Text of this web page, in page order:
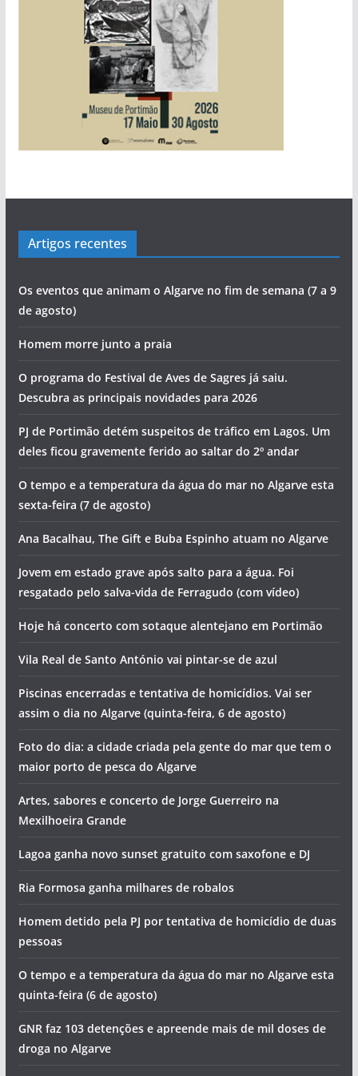
Artigos recentes
Os eventos que animam o Algarve no fim de semana (7 a 9
de agosto)
Homem morre junto a praia
O programa do Festival de Aves de Sagres já saiu.
Descubra as principais novidades para 2026
PJ de Portimão detém suspeitos de tráfico em Lagos. Um
deles ficou gravemente ferido ao saltar do 2º andar
O tempo e a temperatura da água do mar no Algarve esta
sexta-feira (7 de agosto)
Ana Bacalhau, The Gift e Buba Espinho atuam no Algarve
Jovem em estado grave após salto para a água. Foi
resgatado pelo salva-vida de Ferragudo (com vídeo)
Hoje há concerto com sotaque alentejano em Portimão
Vila Real de Santo António vai pintar-se de azul
Piscinas encerradas e tentativa de homicídios. Vai ser
assim o dia no Algarve (quinta-feira, 6 de agosto)
Foto do dia: a cidade criada pela gente do mar que tem o
maior porto de pesca do Algarve
Artes, sabores e concerto de Jorge Guerreiro na
Mexilhoeira Grande
Lagoa ganha novo sunset gratuito com saxofone e DJ
Ria Formosa ganha milhares de robalos
Homem detido pela PJ por tentativa de homicídio de duas
pessoas
O tempo e a temperatura da água do mar no Algarve esta
quinta-feira (6 de agosto)
GNR faz 103 detenções e apreende mais de mil doses de
droga no Algarve